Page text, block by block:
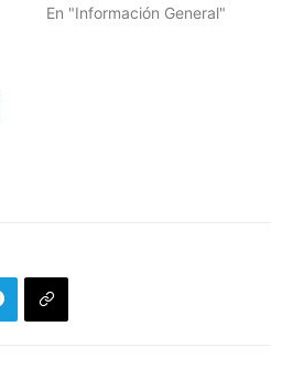
En "Información General"